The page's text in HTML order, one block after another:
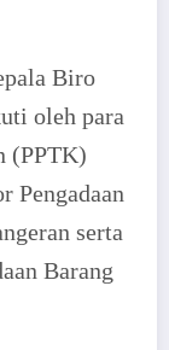
Biro
oleh para
(PPTK)
Pengadaan
serta
Barang